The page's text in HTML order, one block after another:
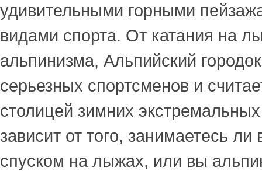
удивительными горными
видами спорта. От катания на
альпинизма, Альпийский
серьезных спортсменов и
столицей зимних
зависит от того, занимаетесь
спуском на лыжах, или вы